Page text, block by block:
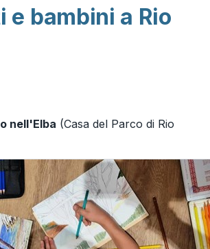
bambini a Rio
nell'Elba (Casa del Parco di Rio